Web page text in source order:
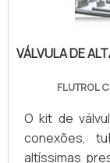
VÁLVULA DE
FLUTROL
O kit de
conexões,
altíssimas